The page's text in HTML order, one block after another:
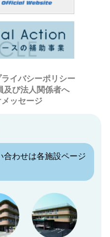
ライバシーポリシー
及び法人関係者へ
ッセージ
合わせは各施設ページ